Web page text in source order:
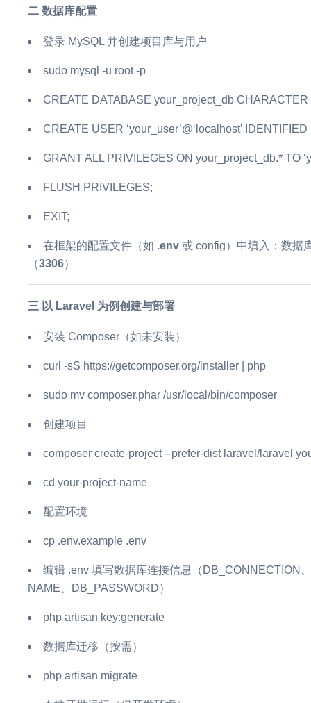
二 数据库配置
登录 MySQL 并创建项目库与用户
sudo mysql -u root -p
CREATE DATABASE your_project_db
CREATE USER ‘your_user’@‘localhost’ IDENTIFIED
GRANT ALL PRIVILEGES ON your_project_db.* TO
FLUSH PRIVILEGES;
EXIT;
在框架的配置文件（如 .env 或 config）中填入：数据
（3306）
三 以 Laravel 为例创建与部署
安装 Composer（如未安装）
curl -sS https://getcomposer.org/installer | php
sudo mv composer.phar /usr/local/bin/composer
创建项目
composer create-project --prefer-dist laravel/laravel
cd your-project-name
配置环境
cp .env.example .env
编辑 .env 填写数据库连接信息（DB_CONNECTION
NAME、DB_PASSWORD）
php artisan key:generate
数据库迁移（按需）
php artisan migrate